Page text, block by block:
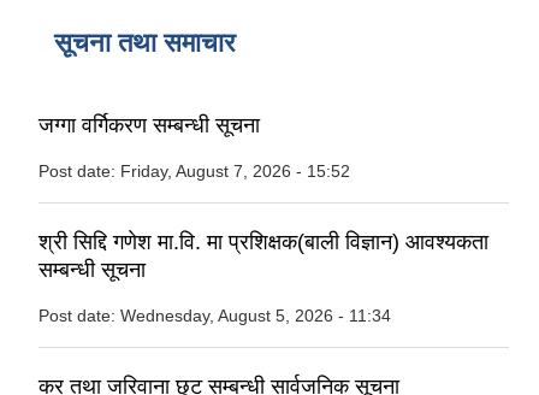
सूचना तथा समाचार
जग्गा वर्गिकरण सम्बन्धी सूचना
Post date: Friday, August 7, 2026 - 15:52
श्री सिद्दि गणेश मा.वि. मा प्रशिक्षक(बाली विज्ञान) आवश्यकता
सम्बन्धी सूचना
Post date: Wednesday, August 5, 2026 - 11:34
कर तथा जरिवाना छुट सम्बन्धी सार्वजनिक सूचना